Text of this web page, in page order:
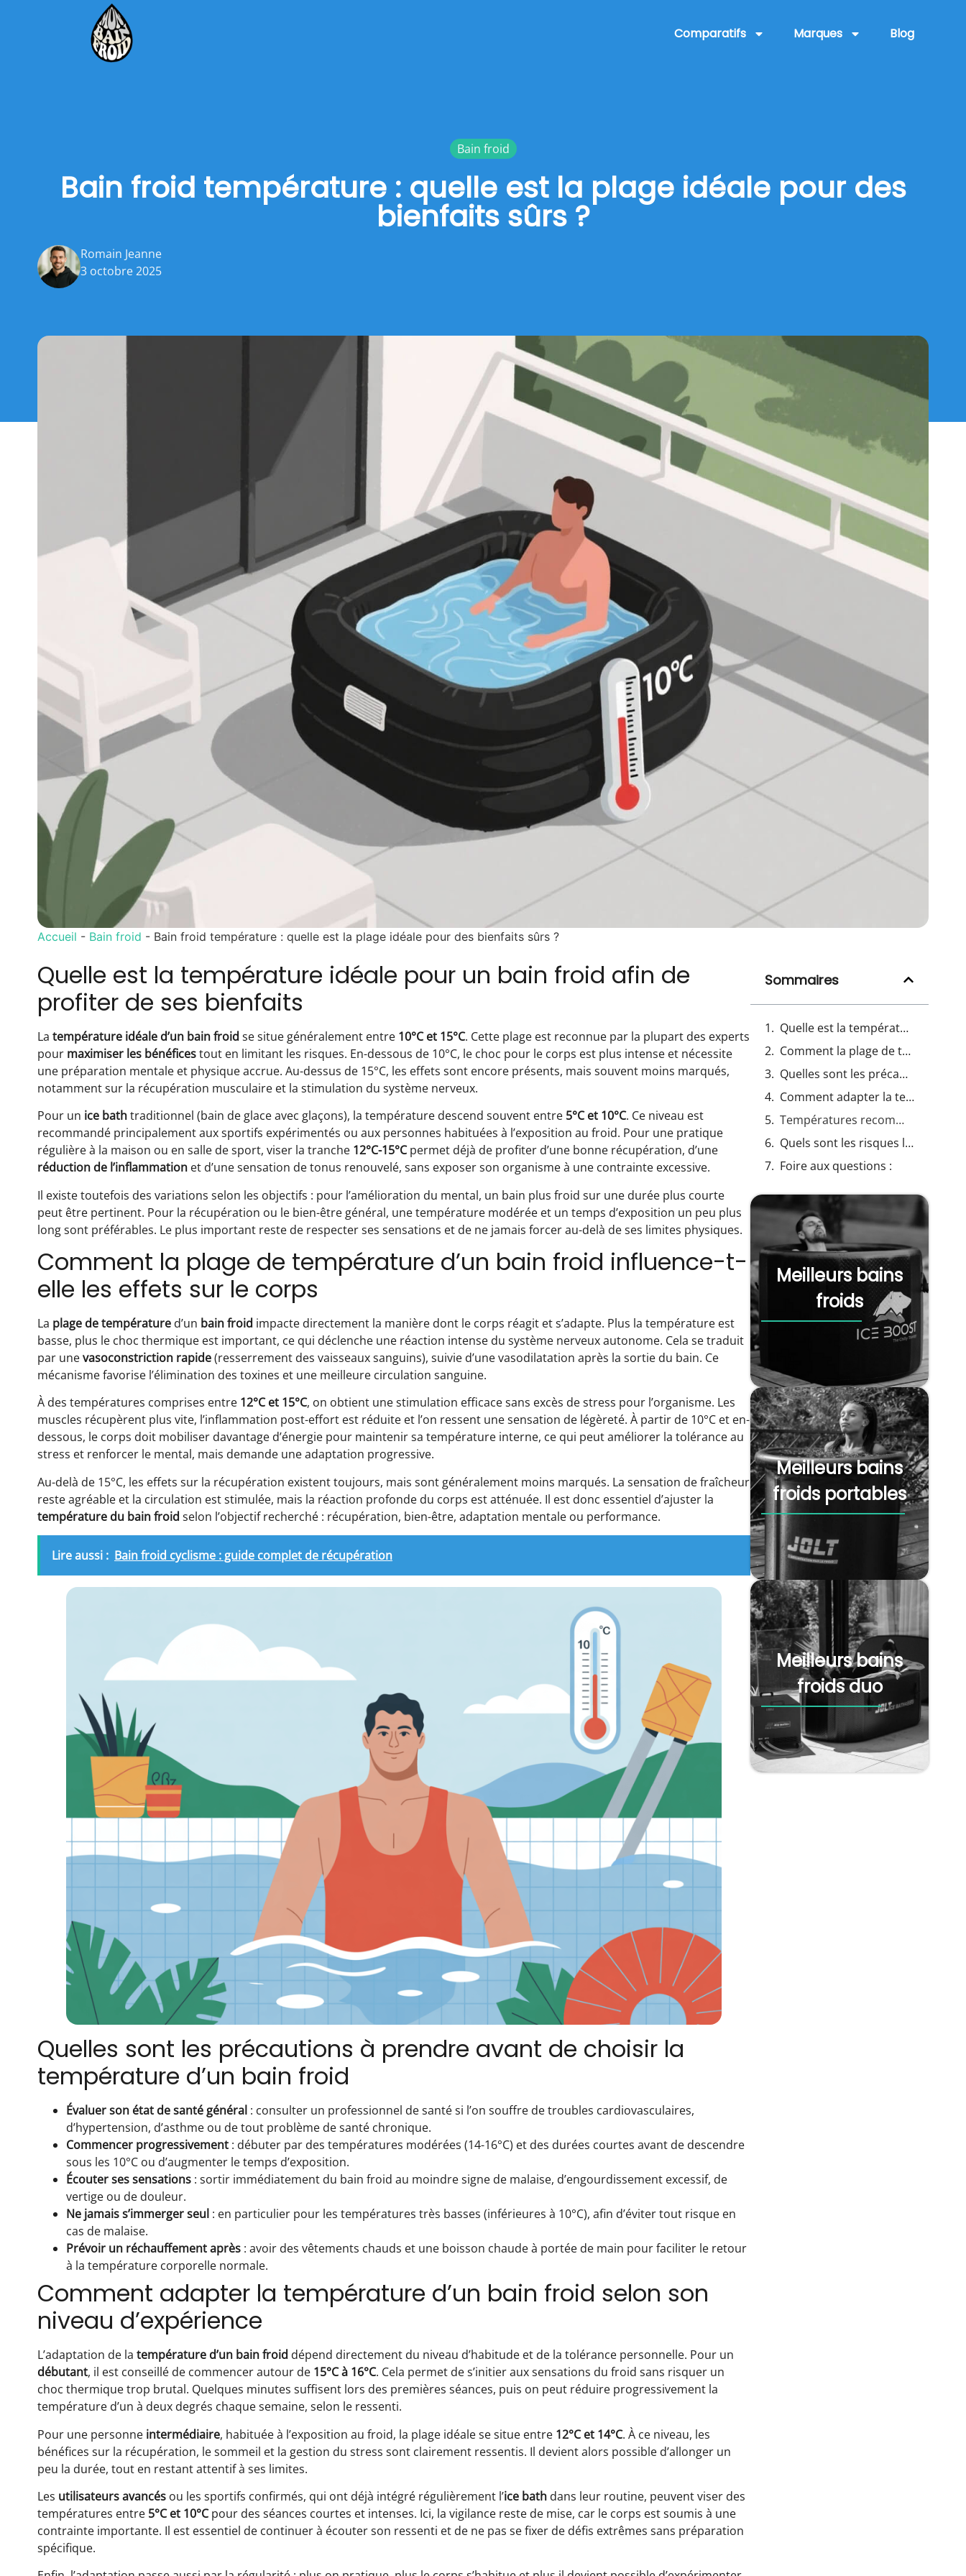
Comparatifs Marques Blog
Bain froid
Bain froid température : quelle est la plage idéale pour des
bienfaits sûrs ?
Romain Jeanne
3 octobre 2025
Accueil - Bain froid - Bain froid température : quelle est la plage idéale pour des bienfaits sûrs ?
Quelle est la température idéale pour un bain froid afin de
profiter de ses bienfaits
La température idéale d’un bain froid se situe généralement entre 10°C et 15°C. Cette plage est reconnue par la plupart des experts
pour maximiser les bénéficestout en limitant les risques. En-dessous de 10°C, le choc pour le corps est plus intense et nécessite
une préparation mentale et physique accrue. Au-dessus de 15°C, les effets sont encore présents, mais souvent moins marqués,
notamment sur la récupération musculaire et la stimulation du système nerveux.
Pour un ice bathtraditionnel (bain de glace avec glaçons), la température descend souvent entre 5°C et 10°C. Ce niveau est
recommandé principalement aux sportifs expérimentés ou aux personnes habituées à l’exposition au froid. Pour une pratique
régulière à la maison ou en salle de sport, viser la tranche 12°C-15°Cpermet déjà de profiter d’une bonne récupération, d’une
réduction de l’inflammation et d’une sensation de tonus renouvelé, sans exposer son organisme à une contrainte excessive.
Il existe toutefois des variations selon les objectifs : pour l’amélioration du mental, un bain plus froid sur une durée plus courte
peut être pertinent. Pour la récupération ou le bien-être général, une température modérée et un temps d’exposition un peu plus
long sont préférables. Le plus important reste de respecter ses sensations et de ne jamais forcer au-delà de ses limites physiques.
Comment la plage de température d’un bain froid influence-t-
elle les effets sur le corps
La plage de température d’un bain froid impacte directement la manière dont le corps réagit et s’adapte. Plus la température est
basse, plus le choc thermique est important, ce qui déclenche une réaction intense du système nerveux autonome. Cela se traduit
par unevasoconstriction rapide(resserrement des vaisseaux sanguins), suivie d’une vasodilatation après la sortie du bain. Ce
mécanisme favorise l’élimination des toxines et une meilleure circulation sanguine.
À des températures comprises entre 12°C et 15°C, on obtient une stimulation efficace sans excès de stress pour l’organisme. Les
muscles récupèrent plus vite, l’inflammation post-effort est réduite et l’on ressent une sensation de légèreté. À partir de 10°C et en-
dessous, le corps doit mobiliser davantage d’énergie pour maintenir sa température interne, ce qui peut améliorer la tolérance au
stress et renforcer le mental, mais demande une adaptation progressive.
Au-delà de 15°C, les effets sur la récupération existent toujours, mais sont généralement moins marqués. La sensation de fraîcheur
reste agréable et la circulation est stimulée, mais la réaction profonde du corps est atténuée. Il est donc essentiel d’ajuster la
température du bain froid selon l’objectif recherché : récupération, bien-être, adaptation mentale ou performance.
Lire aussi : Bain froid cyclisme : guide complet de récupération
Quelles sont les précautions à prendre avant de choisir la
température d’un bain froid
Évaluer son état de santé général : consulter un professionnel de santé si l’on souffre de troubles cardiovasculaires,
d’hypertension, d’asthme ou de tout problème de santé chronique.
Commencer progressivement : débuter par des températures modérées (14-16°C) et des durées courtes avant de descendre
sous les 10°C ou d’augmenter le temps d’exposition.
Écouter ses sensations : sortir immédiatement du bain froid au moindre signe de malaise, d’engourdissement excessif, de
vertige ou de douleur.
Ne jamais s’immerger seul : en particulier pour les températures très basses (inférieures à 10°C), afin d’éviter tout risque en
cas de malaise.
Prévoir un réchauffement après : avoir des vêtements chauds et une boisson chaude à portée de main pour faciliter le retour
à la température corporelle normale.
Comment adapter la température d’un bain froid selon son
niveau d’expérience
L’adaptation de la température d’un bain froid dépend directement du niveau d’habitude et de la tolérance personnelle. Pour un
débutant, il est conseillé de commencer autour de 15°C à 16°C. Cela permet de s’initier aux sensations du froid sans risquer un
choc thermique trop brutal. Quelques minutes suffisent lors des premières séances, puis on peut réduire progressivement la
température d’un à deux degrés chaque semaine, selon le ressenti.
Pour une personne intermédiaire, habituée à l’exposition au froid, la plage idéale se situe entre 12°C et 14°C. À ce niveau, les
bénéfices sur la récupération, le sommeil et la gestion du stress sont clairement ressentis. Il devient alors possible d’allonger un
peu la durée, tout en restant attentif à ses limites.
Les utilisateurs avancés ou les sportifs confirmés, qui ont déjà intégré régulièrement l’ice bath dans leur routine, peuvent viser des
températures entre 5°C et 10°Cpour des séances courtes et intenses. Ici, la vigilance reste de mise, car le corps est soumis à une
contrainte importante. Il est essentiel de continuer à écouter son ressenti et de ne pas se fixer de défis extrêmes sans préparation
spécifique.
Sommaires
Quelle est la température idéale pour un bain froid afin de profiter de ses bienfaits
Comment la plage de température d’un bain froid influence-t-elle les effets sur le corps
Quelles sont les précautions à prendre avant de choisir la température d’un bain froid
Comment adapter la température d’un bain froid selon son niveau d’expérience
Températures recommandées pour différents types de bains froids
Quels sont les risques liés à une température inadaptée lors d’un bain froid
Foire aux questions :
Meilleurs bains
froids
Meilleurs bains
froids portables
Meilleurs bains
froids duo